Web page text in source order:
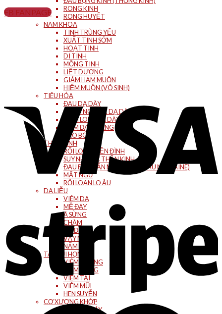
RONG KINH
RONG HUYẾT
NAM KHOA
TINH TRÙNG YẾU
XUẤT TINH SỚM
HOẠT TINH
DI TINH
MỘNG TINH
LIỆT DƯƠNG
GIẢM HAM MUỐN
HIẾM MUỘN (VÔ SINH)
TIÊU HÓA
ĐAU DẠ DÀY
TRÀO NGƯỢC DẠ DÀY
VIÊM LOÉT DẠ DÀY
VIÊM ĐẠI TRÀNG
TÁO BÓN
THẦN KINH
RỐI LOẠN TIỀN ĐÌNH
SUY NHƯỢC THẦN KINH
ĐAU ĐẦU VẬN MẠCH (ĐAU ĐẦU MIGRAINE)
MẤT NGỦ
RỐI LOẠN LO ÂU
DA LIỄU
VIÊM DA
MỀ ĐAY
Á SỪNG
CHÀM
TỔ ĐĨA
VẨY NẾN
NẤM DA
TAI MŨI HỌNG
VIÊM XOANG
VIÊM HỌNG
VIÊM TAI
VIÊM MŨI
HEN SUYỄN
CƠ XƯƠNG KHỚP
ĐAU VAI GÁY
FB FANPAGE